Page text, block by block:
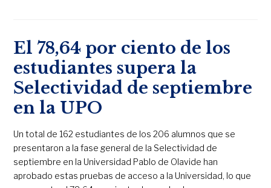
El 78,64 por ciento de los
estudiantes supera la
Selectividad de septiembre
en la UPO
Un total de 162 estudiantes de los 206 alumnos que se
presentaron a la fase general de la Selectividad de
septiembre en la Universidad Pablo de Olavide han
aprobado estas pruebas de acceso a la Universidad, lo que